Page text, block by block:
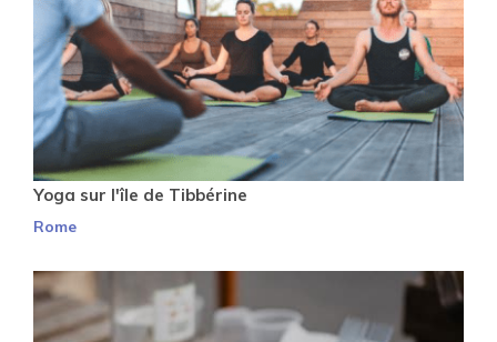
Yoga sur l'île de Tibbérine
Rome